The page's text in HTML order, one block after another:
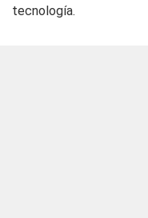
tecnología.